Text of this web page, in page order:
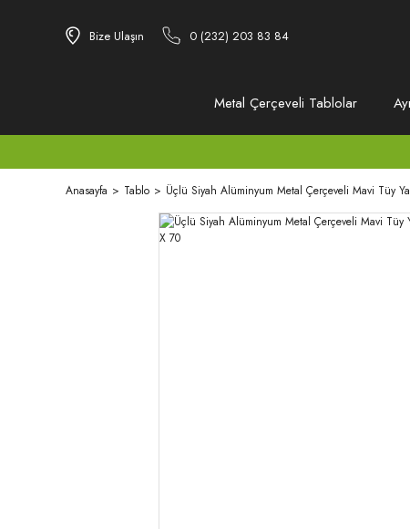
Bize Ulaşın 0 (232) 203 83 84
Metal Çerçeveli Tablolar
Anasayfa Tablo Üçlü Siyah Alüminyum Metal Çerçeveli Mavi Tüy